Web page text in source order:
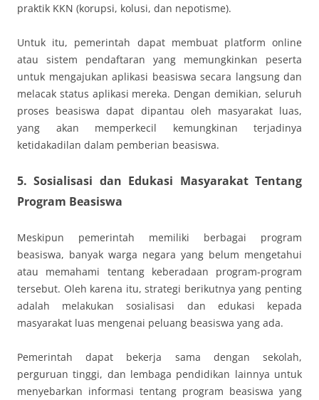
praktik KKN (korupsi, kolusi, dan nepotisme).
Untuk itu, pemerintah dapat membuat platform online
atau sistem pendaftaran yang memungkinkan peserta
untuk mengajukan aplikasi beasiswa secara langsung dan
melacak status aplikasi mereka. Dengan demikian, seluruh
proses beasiswa dapat dipantau oleh masyarakat luas,
yang akan memperkecil kemungkinan terjadinya
ketidakadilan dalam pemberian beasiswa.
5. Sosialisasi dan Edukasi Masyarakat Tentang
Program Beasiswa
Meskipun pemerintah memiliki berbagai program
beasiswa, banyak warga negara yang belum mengetahui
atau memahami tentang keberadaan program-program
tersebut. Oleh karena itu, strategi berikutnya yang penting
adalah melakukan sosialisasi dan edukasi kepada
masyarakat luas mengenai peluang beasiswa yang ada.
Pemerintah dapat bekerja sama dengan sekolah,
perguruan tinggi, dan lembaga pendidikan lainnya untuk
menyebarkan informasi tentang program beasiswa yang